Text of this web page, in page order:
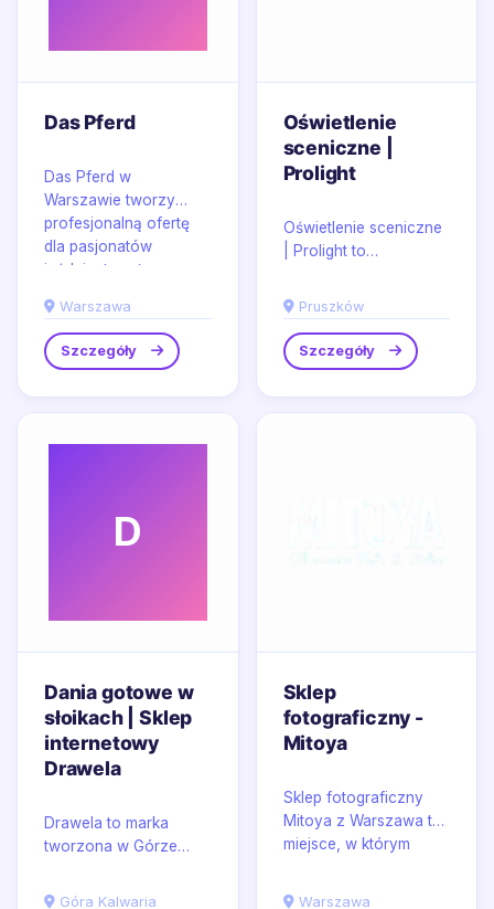
Das Pferd
Das Pferd w
Warszawie tworzy
profesjonalną ofertę
dla pasjonatów
jeździectwa, łącząc
Warszawa
Szczegóły
Oświetlenie
sceniczne |
Prolight
Oświetlenie sceniczne
| Prolight to
precyzję montażu z
wyrazistą estetyką
światła,...
Pruszków
Szczegóły
D
Dania gotowe w
słoikach | Sklep
internetowy
Drawela
Drawela to marka
tworzona w Górze
praktyczny przemysł
Góra Kalwaria
Sklep
fotograficzny -
Mitoya
Sklep fotograficzny
Mitoya z Warszawa to
miejsce, w którym
Warszawa